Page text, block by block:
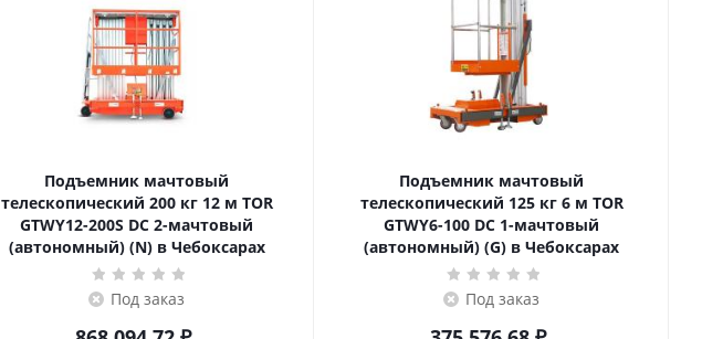
Подъемник мачтовый
телескопический 200 кг 12 м TOR
GTWY12-200S DC 2-мачтовый
(автономный) (N) в Чебоксарах
Под заказ
Подъемник мачтовый
телескопический 125 кг 6 м TOR
GTWY6-100 DC 1-мачтовый
(автономный) (G) в Чебоксарах
Под заказ